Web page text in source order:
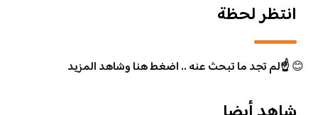
انتظر لحظة
😊☝️لم تجد ما تبحث عنه .. اضغط هنا وشاهد المزيد